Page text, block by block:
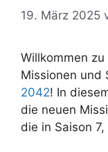
19. März 2025
Willkommen
Missionen und
2042! In
die neuen
die in Saison